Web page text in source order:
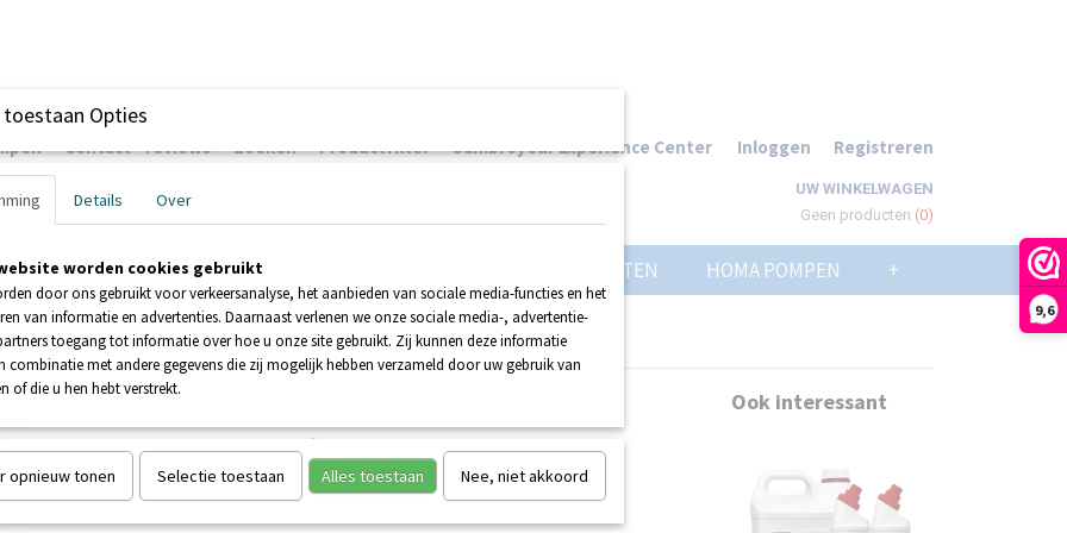
9,6
Contact - reviews Zoeken Productfilter Sanibroyeur Experience Center Inloggen Registreren
UW WINKELWAGEN
Geen producten (0)
POMPEN BOOSTERPOMPEN POMPPUTTEN HOMA POMPEN +
Saniwall UP EVO Tegelbare versie
Sanibroyeur Saniwall UP EVO
Tegelbare versie
€ 2244,50 € 1122,25
Ook interessant
Opties
Details Over
worden cookies gebruikt
door ons gebruikt voor verkeersanalyse, het aanbieden van sociale media-functies en het
van informatie en advertenties. Daarnaast verlenen we onze sociale media-, advertentie-
toegang tot informatie over hoe u onze site gebruikt. Zij kunnen deze informatie
combinatie met andere gegevens die zij mogelijk hebben verzameld door uw gebruik van
of die u hen hebt verstrekt.
opnieuw tonen Selectie toestaan Alles toestaan Nee, niet akkoord